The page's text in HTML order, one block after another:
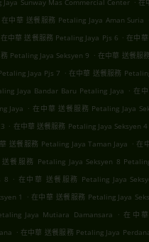
Jaya Sunway Mas Commercial Center
在
在中華 送餐服務 Petaling Jaya Aman Suria
在中華 送餐服務 Petaling Jaya Pjs 6 . 在中
Petaling Jaya Seksyen 9 . 在中華 送餐服
Jaya Pjs 7 . 在中華 送餐服務
Jaya Bandar Baru Petaling Jaya . 在
Jaya . 在中華 送餐服務 Petaling Jaya
. 在中華 送餐服務 Petaling Jaya Seksyen 4
送餐服務 Petaling Jaya Taman Jaya . 在
餐服務 Petaling Jaya Seksyen 8
8 . 在中華 送餐服務 Petaling Jaya
1
. 在中華 送餐服務 Petaling Jaya
Jaya Mutiara Damansara
. 在中
. 在中華 送餐服務 Petaling Jaya